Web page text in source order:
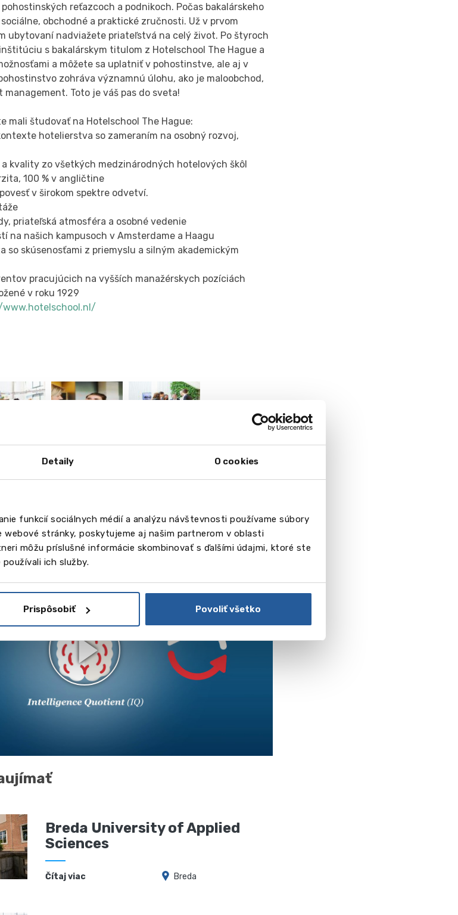
Detaily O cookies
funkcií sociálnych médií a analýzu návštevnosti používame súbory
stránky, poskytujeme aj našim partnerom v oblasti
môžu príslušné informácie skombinovať s ďalšími údajmi, ktoré ste
ich služby.
Prispôsobiť Povoliť všetko
reťazcoch a podnikoch. Počas bakalárskeho
obchodné a praktické zručnosti. Už v prvom
ubytovaní nadviažete priateľstvá na celý život. Po štyroch
s bakalárskym titulom z Hotelschool The Hague a
a môžete sa uplatniť v pohostinstve, ale aj v
zohráva významnú úlohu, ako je maloobchod,
Toto je váš pas do sveta!
mali študovať na Hotelschool The Hague:
hotelierstva so zameraním na osobný rozvoj,
kvality zo všetkých medzinárodných hotelových škôl
100 % v angličtine
v širokom spektre odvetví.
priateľská atmosféra a osobné vedenie
na našich kampusoch v Amsterdame a Haagu
so skúsenosťami z priemyslu a silným akademickým
pracujúcich na vyšších manažérskych pozíciách
v roku 1929
3
Breda University of Applied
Sciences
Čítaj viac Breda